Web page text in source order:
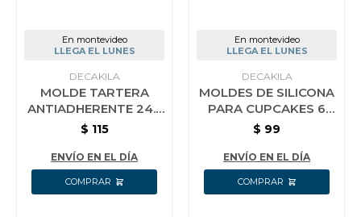
En montevideo
LLEGA EL LUNES
DECAKILA
MOLDE TARTERA
ANTIADHERENTE 24.5
X 5CM DECAKILA
$ 115
ENVÍO EN EL DÍA
En montevideo
LLEGA EL LUNES
DECAKILA
MOLDES DE SILICONA
PARA CUPCAKES 6
PZAS DECAKILA
$ 99
ENVÍO EN EL DÍA